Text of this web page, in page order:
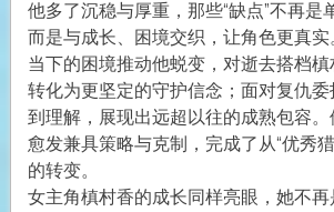
他多了沉稳与厚重，那些“缺点”不再是
而是与成长、困境交织，让角色更真
当下的困境推动他蜕变，对逝去搭档槙
转化为更坚定的守护信念；面对复仇
到理解，展现出远超以往的成熟包容
愈发兼具策略与克制，完成了从“优秀猎
的转变。
女主角槙村香的成长同样亮眼，她不